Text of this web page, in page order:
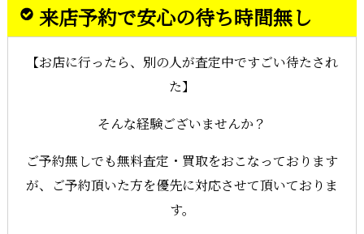
来店予約で安心の待ち時間無し
【お店に行ったら、別の人が査定中ですごい待たされ
た】
そんな経験ございませんか？
ご予約無しでも無料査定・買取をおこなっております
が、ご予約頂いた方を優先に対応させて頂いておりま
す。